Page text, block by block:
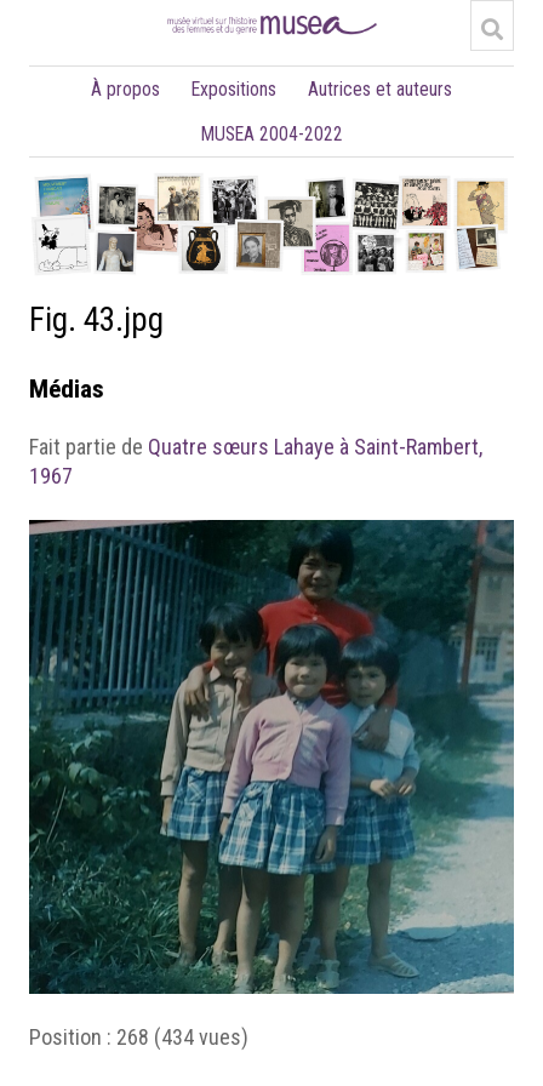
À propos Expositions
Autrices et auteurs
MUSEA 2004-2022
Fig. 43.jpg
Médias
Fait partie de Quatre sœurs Lahaye à Saint-Rambert,
1967
Position : 268 (434vues)